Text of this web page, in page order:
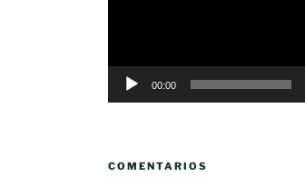
00:00
COMENTARIOS